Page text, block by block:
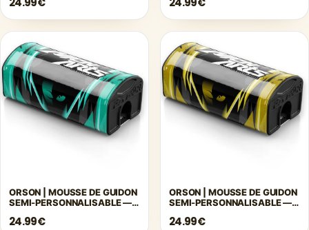
ORSON | MOUSSE DE GUIDON
SEMI-PERSONNALISABLE —
24.99€
ORSON | MOUSSE DE GUIDON
SEMI-PERSONNALISABLE —
24.99€